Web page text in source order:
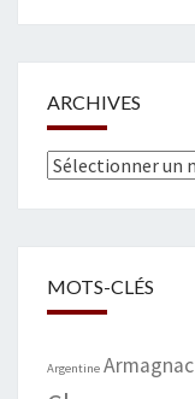
ARCHIVES
Archives
MOTS-CLÉS
Argentine Armagnac